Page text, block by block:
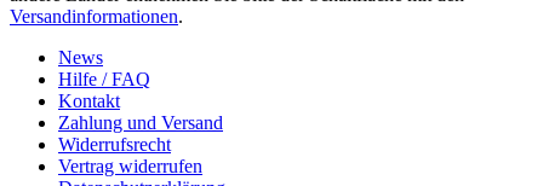
Versandinformationen.
News
Hilfe / FAQ
Kontakt
Zahlung und Versand
Widerrufsrecht
Vertrag widerrufen